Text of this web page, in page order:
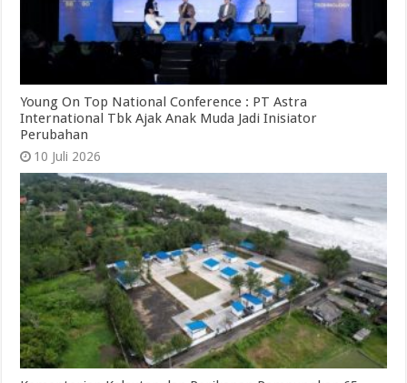
Young On Top National Conference : PT Astra
International Tbk Ajak Anak Muda Jadi Inisiator
Perubahan
10 Juli 2026